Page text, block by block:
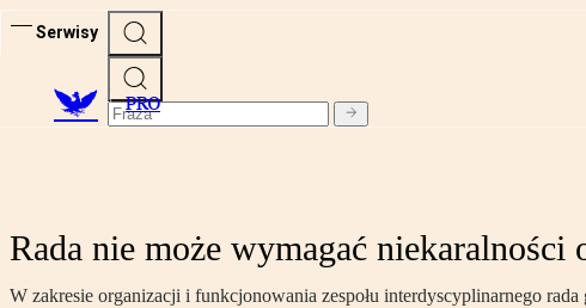
Serwisy
PRO
Rada nie może wymagać niekaralności
W zakresie organizacji i funkcjonowania zespołu interdyscyplinarnego